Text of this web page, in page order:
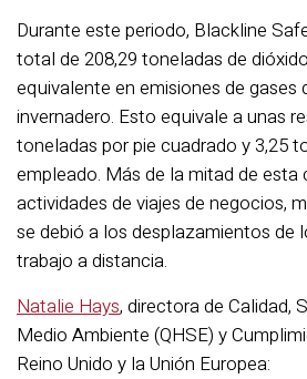
Durante este periodo, Blackline
total de 208,29 toneladas de
equivalente en emisiones de gases
invernadero. Esto equivale a unas
toneladas por pie cuadrado y 3,25
empleado. Más de la mitad de esta
actividades de viajes de negocios,
se debió a los desplazamientos de
trabajo a distancia.
Natalie Hays, directora de Calidad,
Medio Ambiente (QHSE) y
Reino Unido y la Unión Europea: